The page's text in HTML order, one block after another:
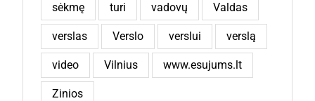
sėkmę turi vadovų Valdas
verslas Verslo verslui verslą
video Vilnius www.esujums.lt
Zinios